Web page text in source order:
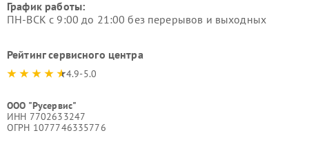
График работы:
ПН-ВСК с 9:00 до 21:00 без перерывов и выходных
Рейтинг сервисного центра
4.9-5.0
ООО "Русервис"
ИНН 7702633247
ОГРН 1077746335776